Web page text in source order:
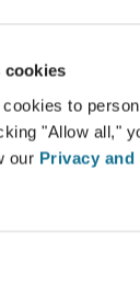
cookies
to
"Allow all,"
our Privacy
maken van